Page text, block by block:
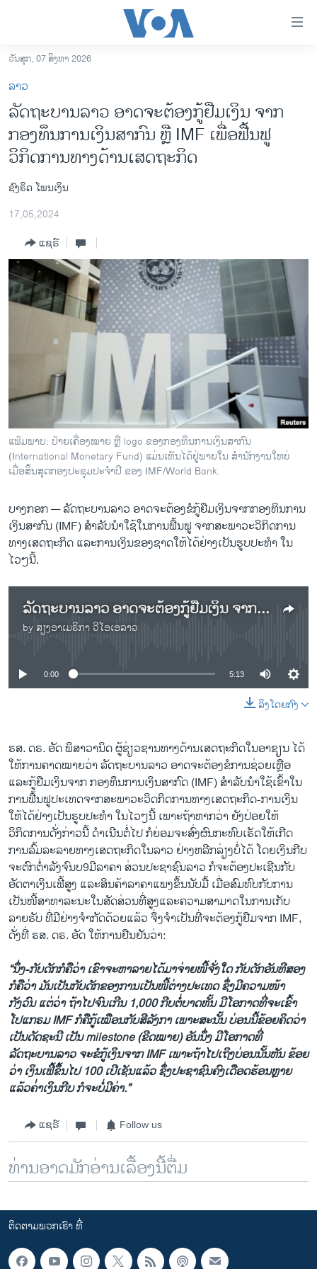
ເຂົ້າ
ຫາ
ຂ້າມ
ຂ້າມ
ຂ້າມ
ໄປ
ຫາ
ຊອກ
ລາວ
ອາເມຣິກາ
ການເລືອກຕັ້ງ ປະທານາທີບໍດີ ສະຫະລັດ 2024
ອິດສະຫຼະພາບດ້ານການຂ່າວ
ຊີວິດຊາວລາວ
ຊຸມຊົນຊາວລາວ
ວິທະຍາສາດ-ເທັກໂນໂລຈີ
ພາສາອັງກິດ
ວີດີໂອ
ສຽງ
ລາຍການກະຈາຍສຽງ
ຕິດຕາມພວກເຮົາ ທີ່
ພາສາຕ່າງໆ
ວັນສຸກ, 07 ສິງຫາ 2026
ລາວ
ລັດຖະບານລາວ ອາດຈະຕ້ອງກູ້ຢືມເງິນ ຈາກ
ກອງທຶນການເງິນສາກົນ ຫຼື IMF ເພື່ອຟື້ນຟູ
ວິກິດການທາງດ້ານເສດຖະກິດ
ຊົງຣິດ ໂພນເງິນ
17,05,2024
ແຊຣ໌
ແຟ້ມພາບ: ປ້າຍເຄື່ອງໝາຍ ຫຼື logo ຂອງກອງທຶນການເງິນສາກົນ
(International Monetary Fund) ແມ່ນເຫັນໄດ້ຢູ່ພາຍໃນ ສຳນັກງານໃຫຍ່
ເມື່ອສິ້ນສຸດກອງປະຊຸມປະຈຳປີ ຂອງ IMF/World Bank.
ບາງກອກ —ລັດຖະບານລາວ ອາດຈະຕ້ອງຂໍກູ້ຢືມເງິນຈາກກອງທິນການ
ເງິນສາກົນ (IMF) ສຳລັບນຳໃຊ້ໃນການຟື້ນຟູ ຈາກສະພາວະວິກິດການ
ທາງເສດຖະກິດ ແລະການເງິນຂອງຊາດໃຫ້ໄດ້ຢ່າງເປັນຮູບປະທຳ ໃນ
ໄວໆນີ້.
ລັດຖະບານລາວ ອາດຈະຕ້ອງກູ້ຢືມເງິນ ຈາກກອງທຶນການເງິນສາກົນ ຫຼື IMF ເພື່ອຟື້ນຟູວິກິດການທາງດ້ານເສດຖະກິດ
by ສຽງອາເມຣິກາ ວີໂອເອລາວ
No media source currently available
0:00 5:13
ລິງໂດຍກົງ
ຮສ. ດຣ. ອັດ ພິສາວານິດ ຜູ້ຊ່ຽວຊານທາງດ້ານເສດຖະກິດໃນອາຊຽນ ໄດ້
ໃຫ້ການຄາດໝາຍວ່າ ລັດຖະບານລາວ ອາດຈະຕ້ອງຂໍການຊ່ວຍເຫຼືອ
ແລະກູ້ຢືມເງິນຈາກ ກອງທຶນການເງິນສາກົດ (IMF) ສຳລັບນຳໃຊ້ເຂົ້າໃນ
ການຟື້ນຟູປະເທດຈາກສະພາວະວິດກິດການທາງເສດຖະກິດ-ການເງິນ
ໃຫ້ໄດ້ຢ່າງເປັນຮູບປະທຳ ໃນໄວໆນີ້ ເພາະຖ້າຫາກວ່າ ຍັງປ່ອຍໃຫ້
ວິກິດການດັ່ງກ່າວນີ້ ດຳເນີນຕໍ່ໄປ ກໍຍ່ອມຈະສົ່ງຜົນກະທົບເຮັດໃຫ້ເກີດ
ການລົ້ມລະລາຍທາງເສດຖະກິດໃນລາວ ຢ່າງຫລີກລ່ຽງບໍ່ໄດ້ ໂດຍເງິນກີບ
ຈະຕົກຕ່ຳລັງຈົນບ9ມີລາຄາ ສ່ວນປະຊາຊົນລາວ ກໍຈະຕ້ອງປະເຊີນກັບ
ອັດຕາເງິນເຟີ້ສູງ ແລະສິນຄ້າລາຄາແພງຂຶ້ນນັບມື້ ເມື່ອສົມທົບກັບການ
ເປັນໜີ້ສາທາລະນະໃນສັດສ່ວນທີ່ສູງແລະຄວາມສາມາດໃນການເກັບ
ລາຍຮັບ ທີ່ມີຢ່າງຈຳກັດດ້ວຍແລ້ວ ຈຶ່ງຈຳເປັນທີ່ຈະຕ້ອງກູ້ຢືມຈາກ IMF,
ດັ່ງທີ່ ຮສ. ດຣ. ອັດ ໃຫ້ການຢືນຢັນວ່າ:
“ນຶ່ງ-ກັບດັກກໍຄືວ່າ ເຂົາຈະຫາລາຍໄດ້ມາຈ່າຍໜີ້ຈັ່ງໃດ ກັບດັກອັນທີສອງ
ກໍຄືວ່າ ມັນເປັນກັບດັກຂອງການເປັນໜີ້ຕ່າງປະເທດ ຊຶ່ງມີຄວາມໜ້າ
ກັງວົນ ແຕ່ວ່າ ຖ້າໄປຈົນເກີນ 1,000 ກີບຕໍ່ບາດຫັ້ນ ມີໂອກາດທີ່ຈະເຂົ້າ
ໂປແກຣມIMF ກໍຄືກູ້ເໝືອນກັບສີລັງກາ ເພາະສະນັ້ນ ບ່ອນນີ້ຂ້ອຍຄິດວ່າ
ເປັນດັດຊະນີ ເປັນ milestone (ຂີດໝາຍ) ອັນນຶ່ງ ມີໂອກາດທີ່
ລັດຖະບານລາວ ຈະຂໍກູ້ເງິນຈາກ IMF ເພາະຖ້າໄປເຖິງບ່ອນນັ້ນຫັນ ຂ້ອຍ
ວ່າ ເງິນເຟີ້ຂຶ້ນໄປ 100 ເປີເຊັນແລ້ວ ຊຶ່ງປະຊາຊົນຄົງເດືອດຮ້ອນຫຼາຍ
ແລ້ວຄ່່າເງິນກີບ ກໍຈະບໍ່ມີຄ່າ.”
ແຊຣ໌ Follow us
ທ່ານອາດມັກອ່ານເລື້ອງນີ້ຕື່ມ
ຕິດຕາມພວກເຮົາ ທີ່